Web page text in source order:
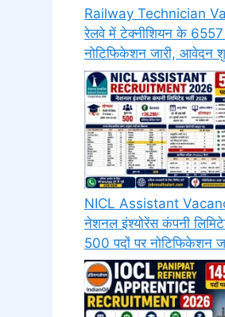
Railway Technician
रेलवे में टेक्नीशियन के 6557
नोटिफिकेशन जारी, आवेदन
NICL Assistant
नेशनल इंश्योरेंस कंपनी
500 पदों पर नोटिफिकेशन